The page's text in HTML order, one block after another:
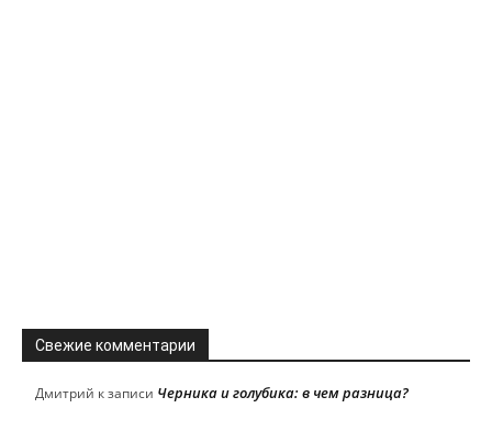
Свежие комментарии
Дмитрий к записи Черника и голубика: в чем разница?